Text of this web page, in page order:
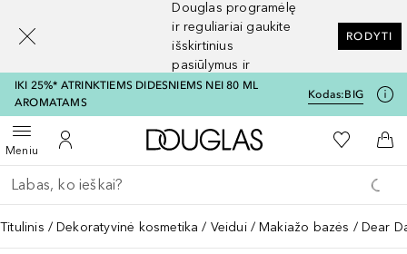
Douglas programėlę
ir reguliariai gaukite
išskirtinius
pasiūlymus ir
nuolaidas
RODYTI
IKI 25%* ATRINKTIEMS DIDESNIEMS NEI 80 ML
AROMATAMS
Kodas:BIG
MeniuAtidaryti meniuĮ mano paskyrą
Į Douglas pagrindinį
Į mano
Į
Grįžk atgal
Vykdykite paiešką
Titulinis Dekoratyvinė kosmetika Veidui Makiažo bazės Dear
[navigation.slideout.screenreader]